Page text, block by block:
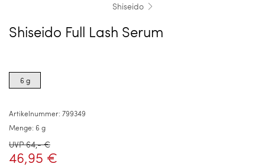
Shiseido
Shiseido Full Lash Serum
options
6 g
Artikelnummer: 799349
Menge: 6 g
UVP 64,- €
46,95 €